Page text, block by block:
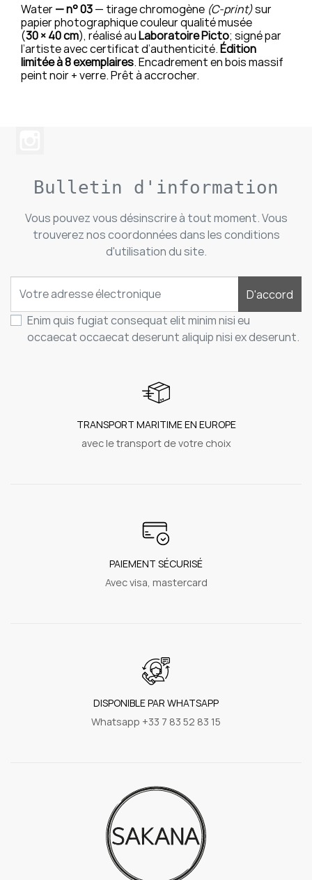
Water— n° 03— tirage chromogène (C-print)sur
papier photographique couleur qualité musée
(30 × 40 cm), réalisé auLaboratoire Picto; signé par
l’artiste avec certificat d’authenticité.Édition
limitée à 8 exemplaires. Encadrement en bois massif
peint noir + verre. Prêt à accrocher.
Bulletin d'information
Vous pouvez vous désinscrire à tout moment. Vous
trouverez nos coordonnées dans les conditions
d'utilisation du site.
D'accord
Enim quis fugiat consequat elit minim nisi eu
occaecat occaecat deserunt aliquip nisi ex deserunt.
TRANSPORT MARITIME EN EUROPE
avec le transport de votre choix
PAIEMENT SÉCURISÉ
Avec visa, mastercard
DISPONIBLE PAR WHATSAPP
Whatsapp +33 7 83 52 83 15